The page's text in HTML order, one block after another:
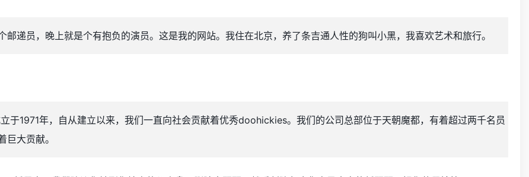
邮递员，晚上就是个有抱负的演员。这是我的网站。我住在北京，养了条吉通人性的狗叫小黑，我喜欢艺术和旅行。
于1971年，自从建立以来，我们一直向社会贡献着优秀doohickies。我们的公司总部位于天朝魔都，有着超过两千名员
巨大贡献。